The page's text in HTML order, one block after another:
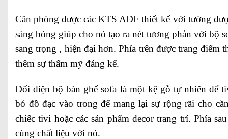
Căn phòng được các KTS ADF thiết kế với tường
sáng bóng giúp cho nó tạo ra nét tương phản với bộ
sang trọng , hiện đại hơn. Phía trên được trang điểm
thêm sự thẩm mỹ đáng kể.
Đối diện bộ bàn ghế sofa là một kệ gỗ tự nhiên để
bỏ đồ đạc vào trong để mang lại sự rộng rãi cho
chiếc tivi hoặc các sản phẩm decor trang trí. Phía
cùng chất liệu với nó.